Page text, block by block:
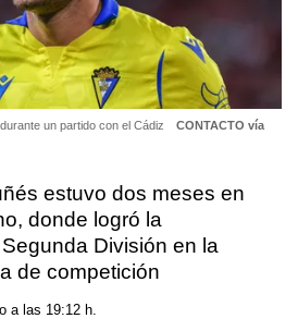
un partido con el Cádiz
CONTACTO vía
estuvo dos meses en
donde logró la
División en la
de competición
a las 19:12 h.